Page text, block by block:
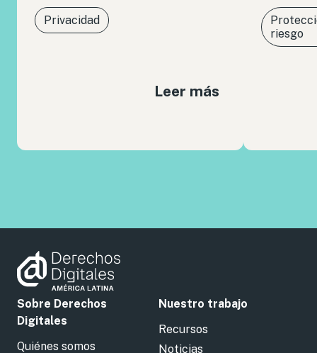
Privacidad
Leer más
riesgo
Sobre Derechos
Digitales
Quiénes somos
Nuestro trabajo
Recursos
Noticias